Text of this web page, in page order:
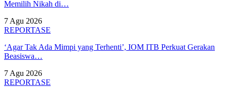
Memilih Nikah di…
7 Agu 2026
REPORTASE
‘Agar Tak Ada Mimpi yang Terhenti’, IOM ITB Perkuat Gerakan
Beasiswa…
7 Agu 2026
REPORTASE